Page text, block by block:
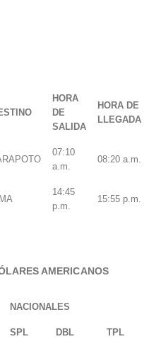
HORA
DE
SALIDA
HORA DE
LLEGADA
07:10
a.m.
08:20 a.m.
14:45
p.m.
15:55 p.m.
AMERICANOS
NACIONALES
SPL DBL TPL